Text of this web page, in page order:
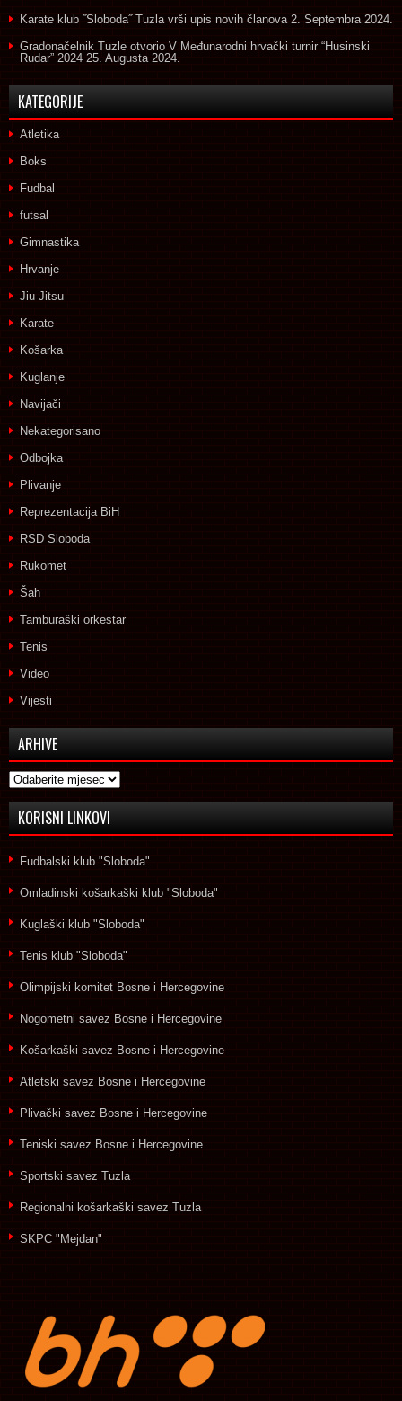
Karate klub ˝Sloboda˝ Tuzla vrši upis novih članova 2. Septembra 2024.
Gradonačelnik Tuzle otvorio V Međunarodni hrvački turnir “Husinski
Rudar” 2024 25. Augusta 2024.
KATEGORIJE
Atletika
Boks
Fudbal
futsal
Gimnastika
Hrvanje
Jiu Jitsu
Karate
Košarka
Kuglanje
Navijači
Nekategorisano
Odbojka
Plivanje
Reprezentacija BiH
RSD Sloboda
Rukomet
Šah
Tamburaški orkestar
Tenis
Video
Vijesti
ARHIVE
Arhive
KORISNI LINKOVI
Fudbalski klub "Sloboda"
Omladinski košarkaški klub "Sloboda"
Kuglaški klub "Sloboda"
Tenis klub "Sloboda"
Olimpijski komitet Bosne i Hercegovine
Nogometni savez Bosne i Hercegovine
Košarkaški savez Bosne i Hercegovine
Atletski savez Bosne i Hercegovine
Plivački savez Bosne i Hercegovine
Teniski savez Bosne i Hercegovine
Sportski savez Tuzla
Regionalni košarkaški savez Tuzla
SKPC "Mejdan"